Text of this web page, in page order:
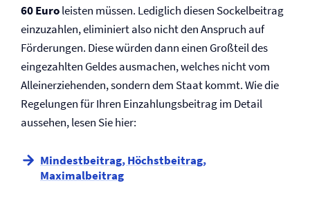
60 Euroleisten müssen. Lediglich diesen Sockelbeitrag
einzuzahlen, eliminiert also nicht den Anspruch auf
Förderungen. Diese würden dann einen Großteil des
eingezahlten Geldes ausmachen, welches nicht vom
Alleinerziehenden, sondern dem Staat kommt. Wie die
Regelungen für Ihren Einzahlungsbeitrag im Detail
aussehen, lesen Sie hier:
Mindestbeitrag, Höchstbeitrag,
Maximalbeitrag